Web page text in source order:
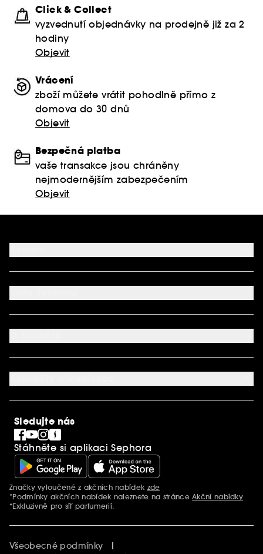
Click & Collect
vyzvednutí objednávky na prodejně již za 2
hodiny
Objevit
Vrácení
zboží můžete vrátit pohodlně přímo z
domova do 30 dnů
Objevit
Bezpečná platba
vaše transakce jsou chráněny
nejmodernějším zabezpečením
Objevit
FAQ
Podmínky Nabídek
Kontaktujte nás
Mapa stránky
Můj účet
Aplikace SEPHORA
Nastavení souborů cookie
O společnosti Sephora
Kariéra
SEPHORiA
Blog Sephora
Singles´ Day
Black Friday
Cyber Monday
Vánoce
Sledujte nás
Stáhněte si aplikaci Sephora
Další informace
Značky vyloučené z akčních nabídek zde
*Podmínky akčních nabídek naleznete na stránceAkční nabídky
*Exkluzivně pro síť parfumerií.
Všeobecné podmínky